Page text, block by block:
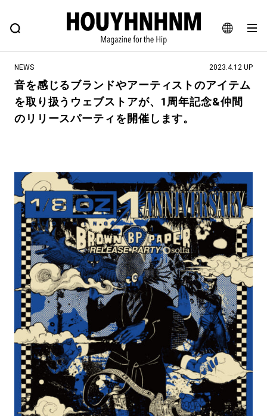
JA
EN
FEATURE BLOG SNAP
ヒップなファッション、カルチャー、ライフスタイルWEBマガジン
#注目のタグ
#NEW VINTAGE #マイナーグッド図鑑
#路地裏てぃーん。 #MONTHLY JOURNAL
#GH 銘品の所以 #フイナムのYouTube
#Commune H #FOCUS IT #AH.H
#ととけん #FASHION #MUSIC #MOVIE
#LIFESTYLE #SNEAKER #OUTDOOR
#SPORTS #HANDSOME HANDBOOK
NEWS 2023.4.12 UP
音を感じるブランドやアーティストのアイテム
を取り扱うウェブストアが、1周年記念&仲間
のリリースパーティを開催します。